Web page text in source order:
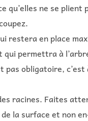
ne se plient
restera en place
permettra à
pas obligatoire, c’est
racines. Faites
la surface et non